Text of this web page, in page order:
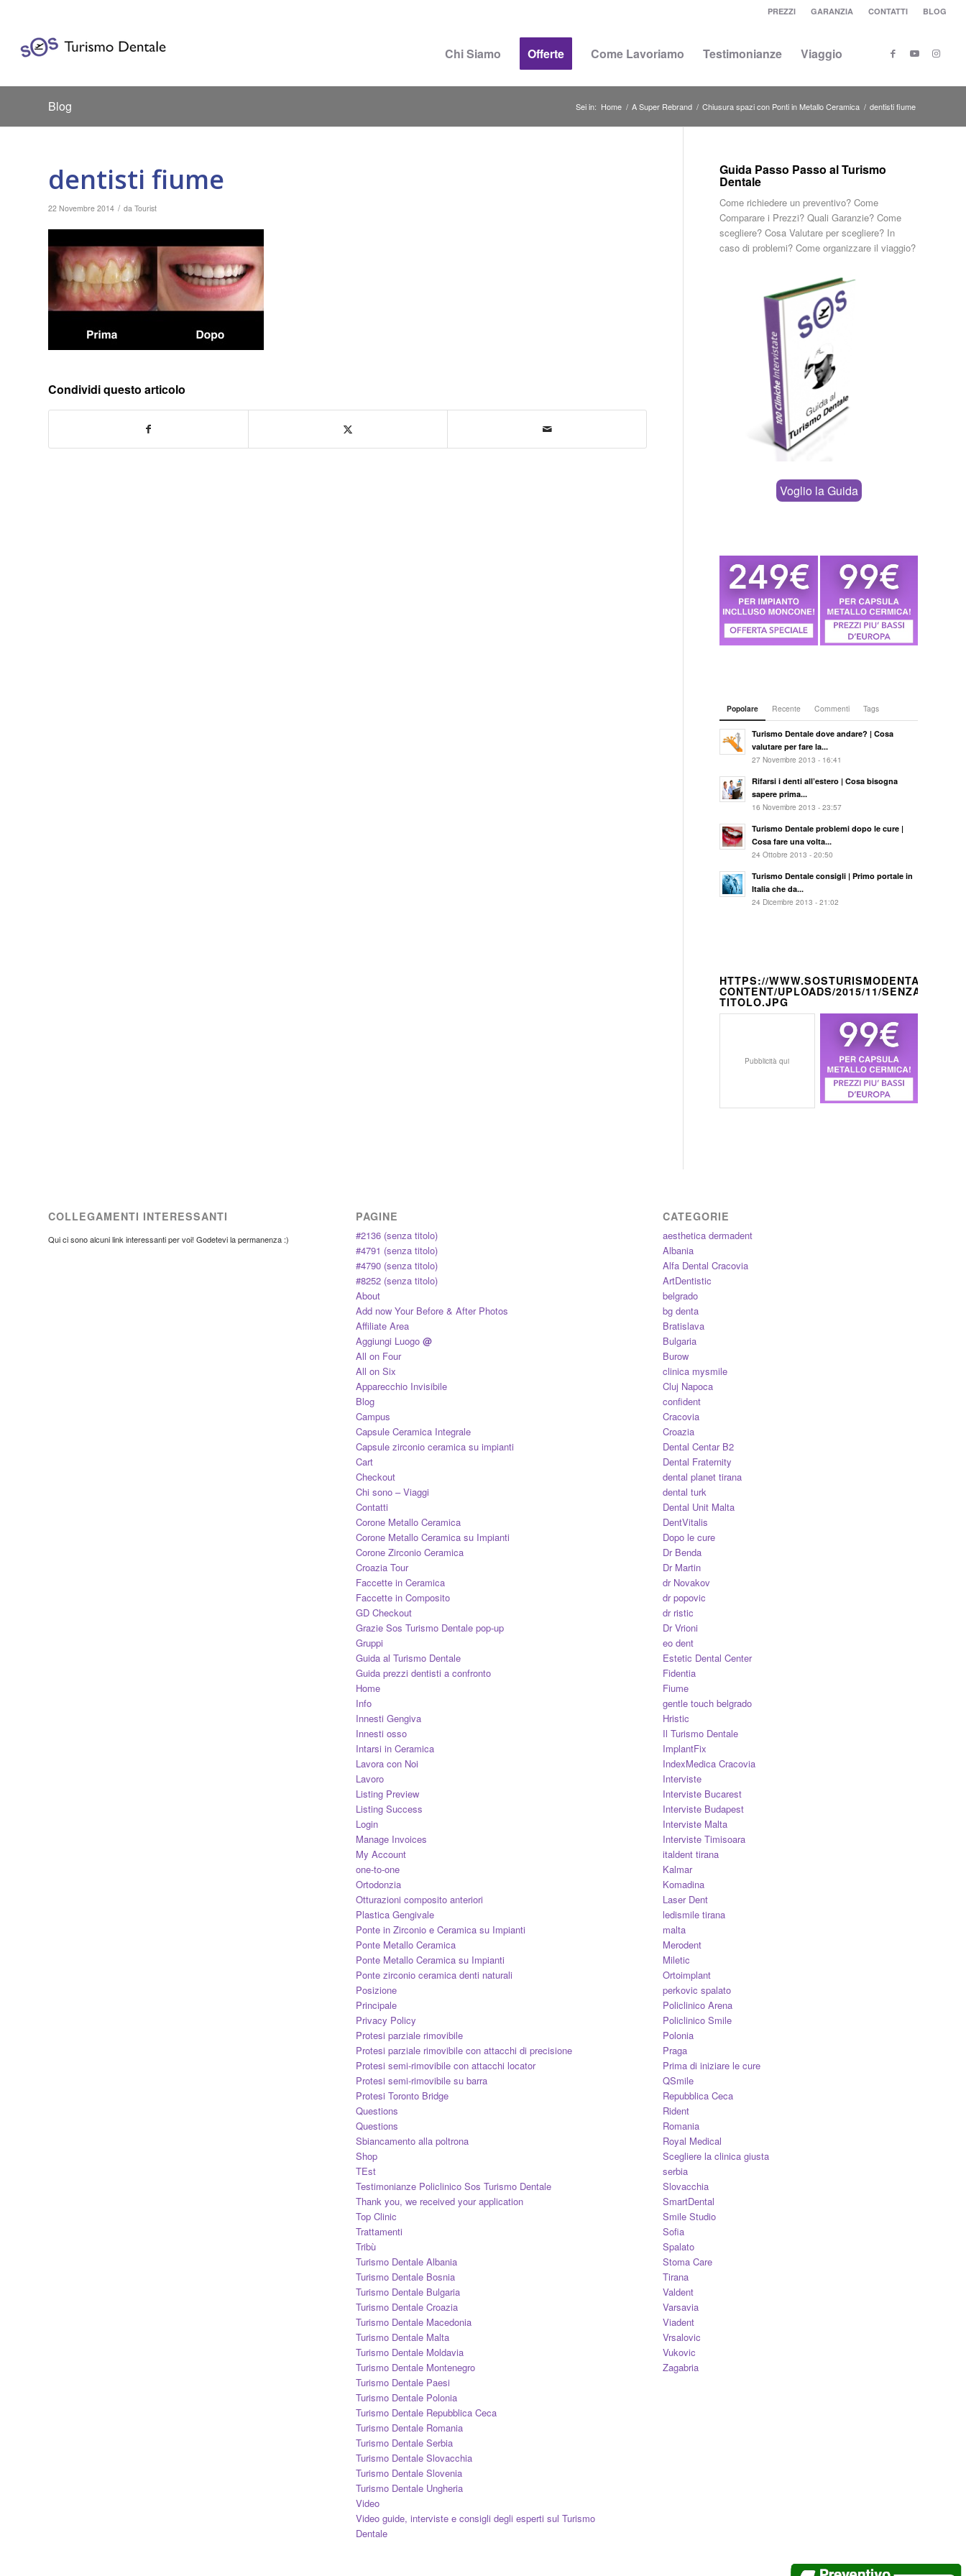
PREZZI GARANZIA CONTATTI BLOG
Chi Siamo Offerte Come Lavoriamo Testimonianze Viaggio
Blog Sei in: Home / A Super Rebrand / Chiusura spazi con Ponti in Metallo Ceramica / dentisti fiume
dentisti fiume
22 Novembre 2014 / da Tourist
Condividi questo articolo
Guida Passo Passo al Turismo
Dentale
Come richiedere un preventivo? Come
Comparare i Prezzi? Quali Garanzie? Come
scegliere? Cosa Valutare per scegliere? In
caso di problemi? Come organizzare il viaggio?
Voglio la Guida
Popolare Recente Commenti Tags
Turismo Dentale dove andare? | Cosa
valutare per fare la...
27 Novembre 2013 - 16:41
Rifarsi i denti all’estero | Cosa bisogna
sapere prima...
16 Novembre 2013 - 23:57
Turismo Dentale problemi dopo le cure |
Cosa fare una volta...
24 Ottobre 2013 - 20:50
Turismo Dentale consigli | Primo portale in
Italia che da...
24 Dicembre 2013 - 21:02
HTTPS://WWW.SOSTURISMODENTALE.IT/
CONTENT/UPLOADS/2015/11/SENZA-
TITOLO.JPG
Pubblicità qui
COLLEGAMENTI INTERESSANTI
Qui ci sono alcuni link interessanti per voi! Godetevi la permanenza :)
PAGINE
#2136 (senza titolo)
#4791 (senza titolo)
#4790 (senza titolo)
#8252 (senza titolo)
About
Add now Your Before & After Photos
Affiliate Area
Aggiungi Luogo @
All on Four
All on Six
Apparecchio Invisibile
Blog
Campus
Capsule Ceramica Integrale
Capsule zirconio ceramica su impianti
Cart
Checkout
Chi sono – Viaggi
Contatti
Corone Metallo Ceramica
Corone Metallo Ceramica su Impianti
Corone Zirconio Ceramica
Croazia Tour
Faccette in Ceramica
Faccette in Composito
GD Checkout
Grazie Sos Turismo Dentale pop-up
Gruppi
Guida al Turismo Dentale
Guida prezzi dentisti a confronto
Home
Info
Innesti Gengiva
Innesti osso
Intarsi in Ceramica
Lavora con Noi
Lavoro
Listing Preview
Listing Success
Login
Manage Invoices
My Account
one-to-one
Ortodonzia
Otturazioni composito anteriori
Plastica Gengivale
Ponte in Zirconio e Ceramica su Impianti
Ponte Metallo Ceramica
Ponte Metallo Ceramica su Impianti
Ponte zirconio ceramica denti naturali
Posizione
Principale
Privacy Policy
Protesi parziale rimovibile
Protesi parziale rimovibile con attacchi di precisione
Protesi semi-rimovibile con attacchi locator
Protesi semi-rimovibile su barra
Protesi Toronto Bridge
Questions
Questions
Sbiancamento alla poltrona
Shop
TEst
Testimonianze Policlinico Sos Turismo Dentale
Thank you, we received your application
Top Clinic
Trattamenti
Tribù
Turismo Dentale Albania
Turismo Dentale Bosnia
Turismo Dentale Bulgaria
Turismo Dentale Croazia
Turismo Dentale Macedonia
Turismo Dentale Malta
Turismo Dentale Moldavia
Turismo Dentale Montenegro
Turismo Dentale Paesi
Turismo Dentale Polonia
Turismo Dentale Repubblica Ceca
Turismo Dentale Romania
Turismo Dentale Serbia
Turismo Dentale Slovacchia
Turismo Dentale Slovenia
Turismo Dentale Ungheria
Video
Video guide, interviste e consigli degli esperti sul Turismo
Dentale
CATEGORIE
aesthetica dermadent
Albania
Alfa Dental Cracovia
ArtDentistic
belgrado
bg denta
Bratislava
Bulgaria
Burow
clinica mysmile
Cluj Napoca
confident
Cracovia
Croazia
Dental Centar B2
Dental Fraternity
dental planet tirana
dental turk
Dental Unit Malta
DentVitalis
Dopo le cure
Dr Benda
Dr Martin
dr Novakov
dr popovic
dr ristic
Dr Vrioni
eo dent
Estetic Dental Center
Fidentia
Fiume
gentle touch belgrado
Hristic
Il Turismo Dentale
ImplantFix
IndexMedica Cracovia
Interviste
Interviste Bucarest
Interviste Budapest
Interviste Malta
Interviste Timisoara
italdent tirana
Kalmar
Komadina
Laser Dent
ledismile tirana
malta
Merodent
Miletic
Ortoimplant
perkovic spalato
Policlinico Arena
Policlinico Smile
Polonia
Praga
Prima di iniziare le cure
QSmile
Repubblica Ceca
Rident
Romania
Royal Medical
Scegliere la clinica giusta
serbia
Slovacchia
SmartDental
Smile Studio
Sofia
Spalato
Stoma Care
Tirana
Valdent
Varsavia
Viadent
Vrsalovic
Vukovic
Zagabria